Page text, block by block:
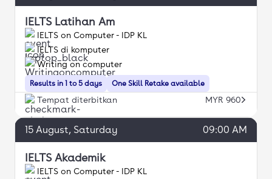
IELTS Latihan Am
IELTS on Computer - IDP KL
Results in 1 to 5 days
IELTS di komputer
Writing on computer
One Skill Retake available
Tempat diterbitkan MYR 960
15 August, Saturday 09:00 AM
IELTS Akademik
IELTS on Computer - IDP KL